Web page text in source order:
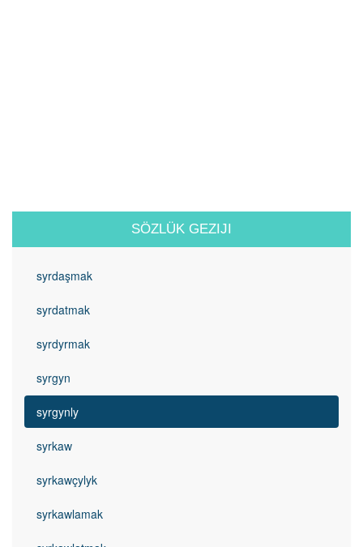
SÖZLÜK GEZIJI
syrdaşmak
syrdatmak
syrdyrmak
syrgyn
syrgynly
syrkaw
syrkawçylyk
syrkawlamak